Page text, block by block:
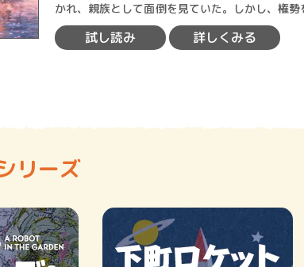
かれ、親族として面倒を見ていた。しかし、権
王の異母弟である惟仁親王が誕生し、皇位…
試し読み 詳しくみる
リーズ